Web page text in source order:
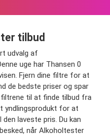
tilbud
udvalg af
uge har Thansen 0
Fjern dine filtre for at
de bedste priser og spar
til at finde tilbud fra
yndlingsprodukt for at
laveste pris. Du kan
når Alkoholtester